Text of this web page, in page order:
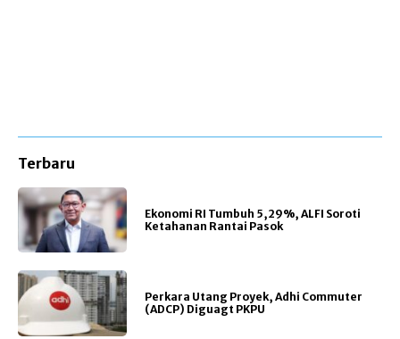
Terbaru
Ekonomi RI Tumbuh 5,29%, ALFI Soroti
Ketahanan Rantai Pasok
Perkara Utang Proyek, Adhi Commuter
(ADCP) Diguagt PKPU